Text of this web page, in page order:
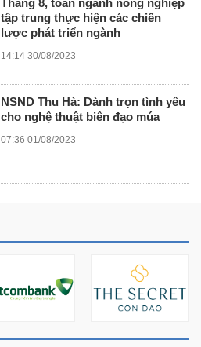
tập trung thực hiện các chiến
lược phát triển ngành
14:14 30/08/2023
NSND Thu Hà: Dành trọn tình yêu
cho nghệ thuật biên đạo múa
07:36 01/08/2023